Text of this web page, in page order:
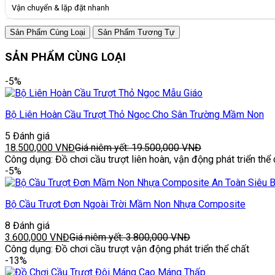
Vận chuyển & lặp đặt nhanh
Sản Phẩm Cùng Loại Sản Phẩm Tương Tự
SẢN PHẨM CÙNG LOẠI
-5%
Bộ Liên Hoàn Cầu Trượt Thỏ Ngọc Cho Sân Trường Mầm Non
5 Đánh giá
18.500,000 VNĐGiá niêm yết:19.500,000VNĐ
Công dụng: Đồ chơi cầu trượt liên hoàn, vận động phát triển thể
-5%
Bộ Cầu Trượt Đơn Ngoài Trời Mầm Non Nhựa Composite
8 Đánh giá
3.600,000 VNĐGiá niêm yết:3.800,000VNĐ
Công dụng: Đồ chơi cầu trượt vận động phát triển thể chất
-13%